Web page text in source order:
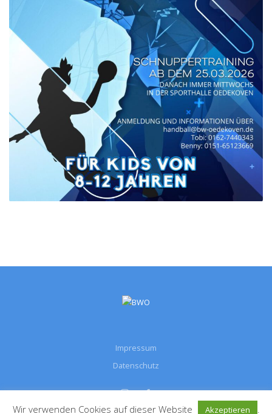
Impressum
Datenschutz
Wir verwenden Cookies auf dieser Website Akzeptieren .